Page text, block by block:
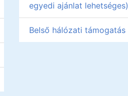
egyedi ajánlat lehetséges)
Belső hálózati támogatás